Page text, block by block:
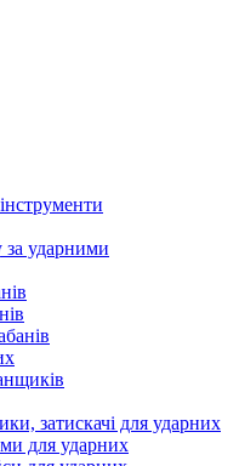
за ударними
затискачі для ударних
для ударних